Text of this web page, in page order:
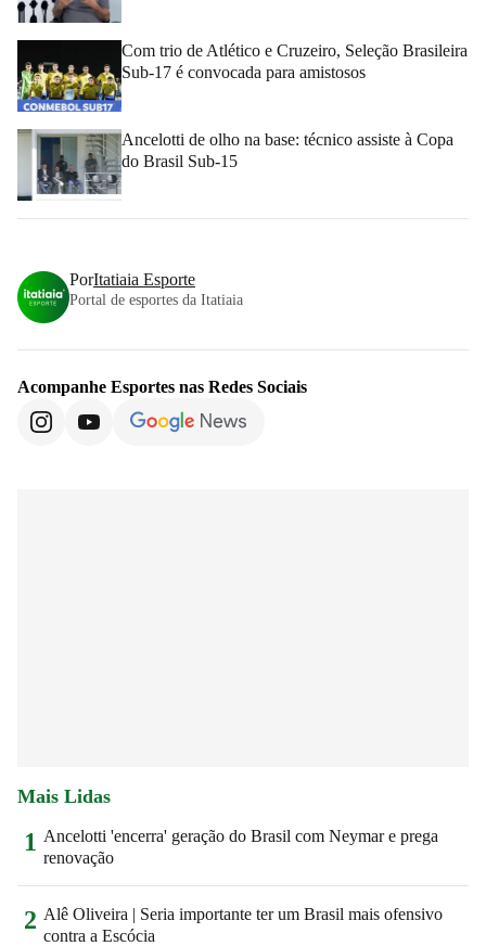
Com trio de Atlético e Cruzeiro, Seleção Brasileira
Sub-17 é convocada para amistosos
Ancelotti de olho na base: técnico assiste à Copa
do Brasil Sub-15
PorItatiaia Esporte
Portal de esportes da Itatiaia
Acompanhe Esportes nas Redes Sociais
Mais Lidas
1 Ancelotti 'encerra' geração do Brasil com Neymar e prega
renovação
2 Alê Oliveira | Seria importante ter um Brasil mais ofensivo
contra a Escócia